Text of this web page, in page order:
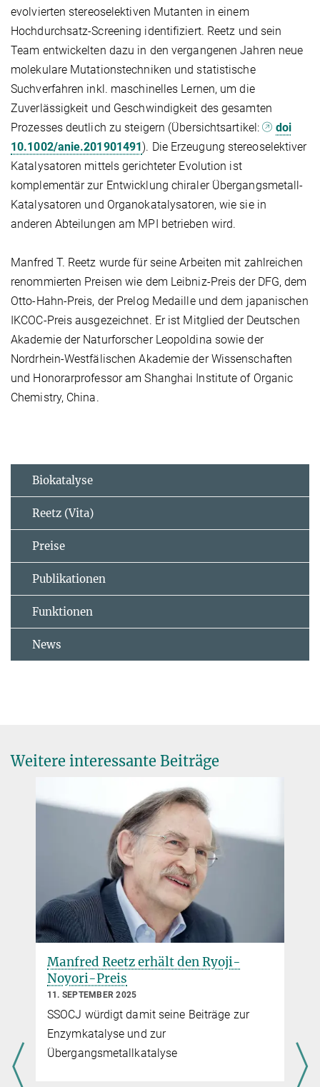
evolvierten stereoselektiven Mutanten in einem
Hochdurchsatz-Screening identifiziert. Reetz und sein
Team entwickelten dazu in den vergangenen Jahren neue
molekulare Mutationstechniken und statistische
Suchverfahren inkl. maschinelles Lernen, um die
Zuverlässigkeit und Geschwindigkeit des gesamten
Prozesses deutlich zu steigern (Übersichtsartikel:
doi
10.1002/anie.201901491). Die Erzeugung stereoselektiver
Katalysatoren mittels gerichteter Evolution ist
komplementär zur Entwicklung chiraler Übergangsmetall-
Katalysatoren und Organokatalysatoren, wie sie in
anderen Abteilungen am MPI betrieben wird.
Manfred T. Reetz wurde für seine Arbeiten mit zahlreichen
renommierten Preisen wie dem Leibniz-Preis der DFG, dem
Otto-Hahn-Preis, der Prelog Medaille und dem japanischen
IKCOC-Preis ausgezeichnet. Er ist Mitglied der Deutschen
Akademie der Naturforscher Leopoldina sowie der
Nordrhein-Westfälischen Akademie der Wissenschaften
und Honorarprofessor am Shanghai Institute of Organic
Chemistry, China.
Biokatalyse
Reetz (Vita)
Preise
Publikationen
Funktionen
News
Weitere interessante Beiträge
Manfred Reetz erhält den Ryoji-
Noyori-Preis
11. SEPTEMBER 2025
SSOCJ würdigt damit seine Beiträge zur
Enzymkatalyse und zur
Übergangsmetallkatalyse